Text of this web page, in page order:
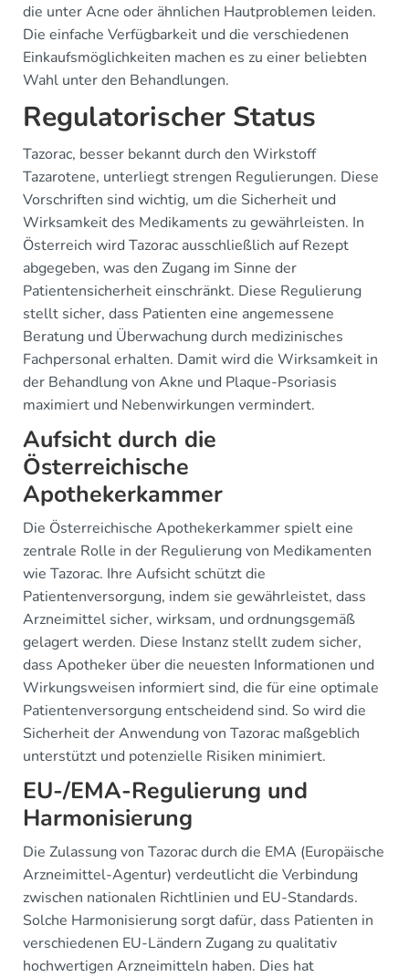
die unter Acne oder ähnlichen Hautproblemen leiden.
Die einfache Verfügbarkeit und die verschiedenen
Einkaufsmöglichkeiten machen es zu einer beliebten
Wahl unter den Behandlungen.
Regulatorischer Status
Tazorac, besser bekannt durch den Wirkstoff
Tazarotene, unterliegt strengen Regulierungen. Diese
Vorschriften sind wichtig, um die Sicherheit und
Wirksamkeit des Medikaments zu gewährleisten. In
Österreich wird Tazorac ausschließlich auf Rezept
abgegeben, was den Zugang im Sinne der
Patientensicherheit einschränkt. Diese Regulierung
stellt sicher, dass Patienten eine angemessene
Beratung und Überwachung durch medizinisches
Fachpersonal erhalten. Damit wird die Wirksamkeit in
der Behandlung von Akne und Plaque-Psoriasis
maximiert und Nebenwirkungen vermindert.
Aufsicht durch die
Österreichische
Apothekerkammer
Die Österreichische Apothekerkammer spielt eine
zentrale Rolle in der Regulierung von Medikamenten
wie Tazorac. Ihre Aufsicht schützt die
Patientenversorgung, indem sie gewährleistet, dass
Arzneimittel sicher, wirksam, und ordnungsgemäß
gelagert werden. Diese Instanz stellt zudem sicher,
dass Apotheker über die neuesten Informationen und
Wirkungsweisen informiert sind, die für eine optimale
Patientenversorgung entscheidend sind. So wird die
Sicherheit der Anwendung von Tazorac maßgeblich
unterstützt und potenzielle Risiken minimiert.
EU-/EMA-Regulierung und
Harmonisierung
Die Zulassung von Tazorac durch die EMA (Europäische
Arzneimittel-Agentur) verdeutlicht die Verbindung
zwischen nationalen Richtlinien und EU-Standards.
Solche Harmonisierung sorgt dafür, dass Patienten in
verschiedenen EU-Ländern Zugang zu qualitativ
hochwertigen Arzneimitteln haben. Dies hat